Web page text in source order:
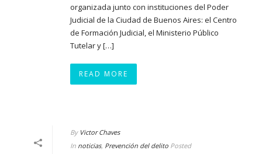
organizada junto con instituciones del Poder
Judicial de la Ciudad de Buenos Aires: el Centro
de Formación Judicial, el Ministerio Público
Tutelar y […]
READ MORE
By Victor Chaves
In noticias, Prevención del delito Posted